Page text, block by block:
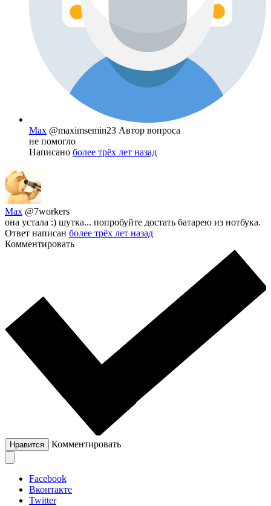
Max @maximsemin23 Автор вопроса
не помогло
Написано более трёх лет назад
Max @7workers
она устала :) шутка... попробуйте достать батарею из нотбука.
Ответ написан более трёх лет назад
Комментировать
Нравится Комментировать
Facebook
Вконтакте
Twitter